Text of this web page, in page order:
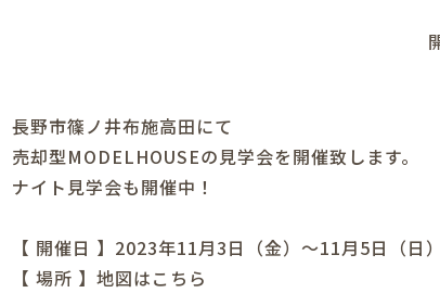
長野市篠ノ井布施高田にて
売却型MODELHOUSEの見学会を開催致します。
ナイト見学会も開催中！
【 開催日 】2023年11月3日（金）～11月5日（日）
【 場所 】 地図はこちら